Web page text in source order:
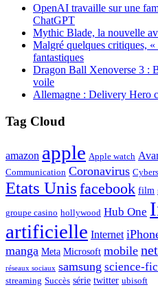
OpenAI travaille sur une
ChatGPT
Mythic Blade, la nouvelle
Malgré quelques critiques, «
fantastiques
Dragon Ball Xenoverse 3 :
voile
Allemagne : Delivery Hero
Tag Cloud
amazon apple Apple watch
Communication Coronavirus
Etats Unis facebook film
groupe casino hollywood Hub One
artificielle Internet
manga Meta Microsoft mobile
réseaux sociaux samsung science-
streaming Succès série twitter ubisoft